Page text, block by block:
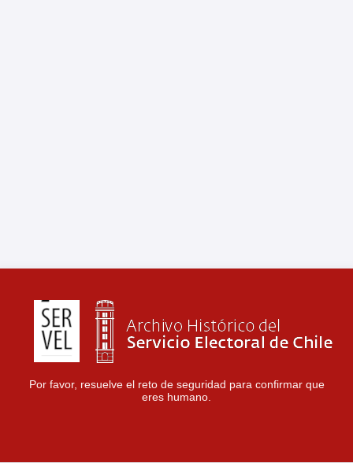
Por favor, resuelve el reto de seguridad para confirmar que
eres humano.